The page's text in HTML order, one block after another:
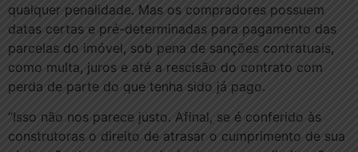
qualquer penalidade. Mas os compradores possuem
datas certas e pré-determinadas para pagamento das
parcelas do imóvel, sob pena de sanções contratuais,
como multa, juros e até a rescisão do contrato com
perda de parte do que tenha sido já pago.
“Isso não nos parece justo. Afinal, se é conferido às
construtoras o direito de atrasar o cumprimento de sua